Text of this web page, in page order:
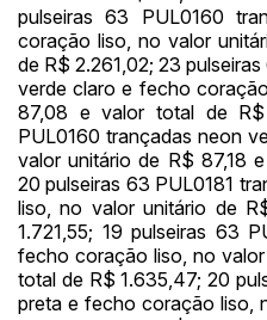
pulseiras 63 PUL0160
coração liso, no valor
de R$ 2.261,02; 23
verde claro e fecho
87,08 e valor total de
PUL0160 trançadas neon
valor unitário de R$ 87,18
20 pulseiras 63 PUL0181
liso, no valor unitário de
1.721,55; 19 pulseiras 63
fecho coração liso, no
total de R$ 1.635,47; 20
preta e fecho coração liso,
Data
14/04/2025 18:43:11
14/04/2025 18:43:11
14/04/2025 18:43:11
Clique aqui para fazer login